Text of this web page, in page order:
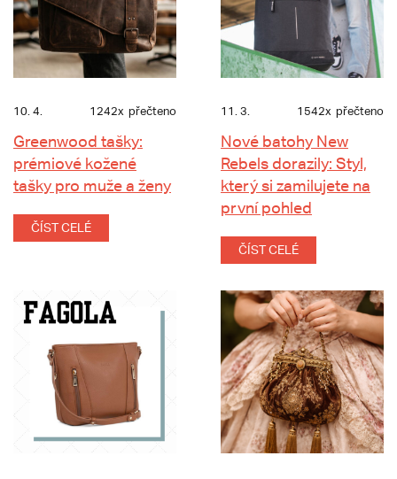
10. 4. 1242x přečteno
Greenwood tašky:
prémiové kožené
tašky pro muže a ženy
ČÍST CELÉ
11. 3. 1542x přečteno
Nové batohy New
Rebels dorazily: Styl,
který si zamilujete na
první pohled
ČÍST CELÉ